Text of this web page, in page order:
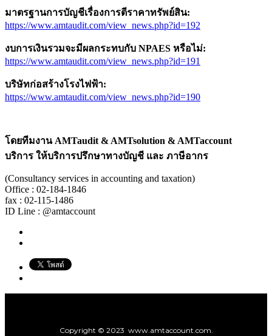
มาตรฐานการบัญชีเรื่องการตีราคาทรัพย์สิน:
https://www.amtaudit.com/view_news.php?id=192
งบการเงินรวมจะมีผลกระทบกับ NPAES หรือไม่:
https://www.amtaudit.com/view_news.php?id=191
บริษัทก่อสร้างโรงไฟฟ้า:
https://www.amtaudit.com/view_news.php?id=190
โดยทีมงานAMTaudit & AMTsolution & AMTaccount
บริการ ให้บริการปรึกษาทางบัญชี และ ภาษีอากร
(Consultancy services in accounting and taxation)
Office : 02-184-1846
fax : 02-115-1486
ID Line : @amtaccount
Copyright © 2023 www.amtaccount.com.